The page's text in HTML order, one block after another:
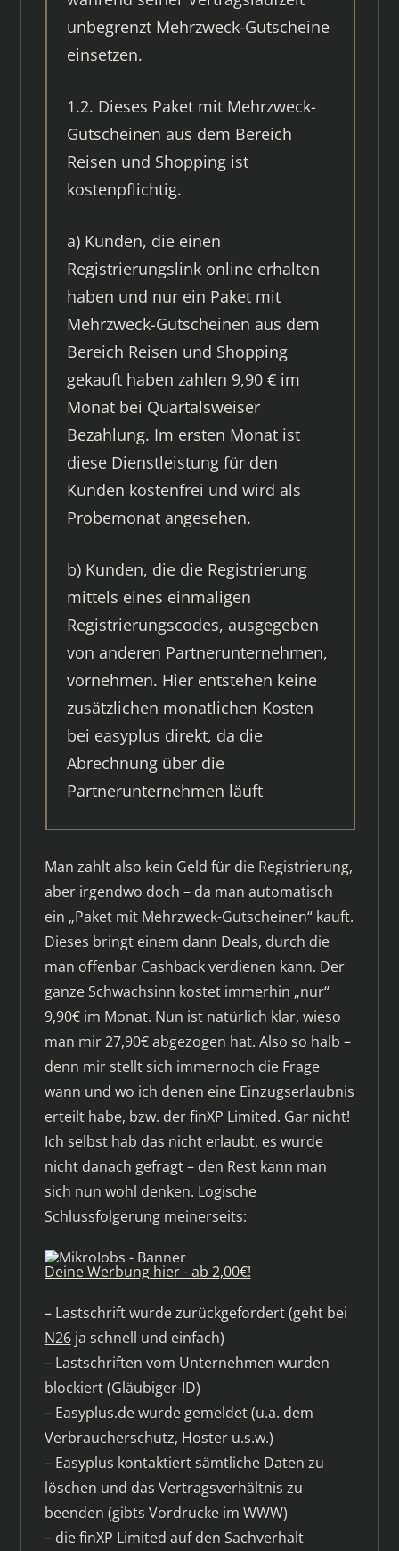
unbegrenzt Mehrzweck-Gutscheine
einsetzen.
1.2. Dieses Paket mit Mehrzweck-
Gutscheinen aus dem Bereich
Reisen und Shopping ist
kostenpflichtig.
a) Kunden, die einen
Registrierungslink online erhalten
haben und nur ein Paket mit
Mehrzweck-Gutscheinen aus dem
Bereich Reisen und Shopping
gekauft haben zahlen 9,90 € im
Monat bei Quartalsweiser
Bezahlung. Im ersten Monat ist
diese Dienstleistung für den
Kunden kostenfrei und wird als
Probemonat angesehen.
b) Kunden, die die Registrierung
mittels eines einmaligen
Registrierungscodes, ausgegeben
von anderen Partnerunternehmen,
vornehmen. Hier entstehen keine
zusätzlichen monatlichen Kosten
bei easyplus direkt, da die
Abrechnung über die
Partnerunternehmen läuft
Man zahlt also kein Geld für die Registrierung,
aber irgendwo doch – da man automatisch
ein „Paket mit Mehrzweck-Gutscheinen“ kauft.
Dieses bringt einem dann Deals, durch die
man offenbar Cashback verdienen kann. Der
ganze Schwachsinn kostet immerhin „nur“
9,90€ im Monat. Nun ist natürlich klar, wieso
man mir 27,90€ abgezogen hat. Also so halb –
denn mir stellt sich immernoch die Frage
wann und wo ich denen eine Einzugserlaubnis
erteilt habe, bzw. der finXP Limited. Gar nicht!
Ich selbst hab das nicht erlaubt, es wurde
nicht danach gefragt – den Rest kann man
sich nun wohl denken. Logische
Schlussfolgerung meinerseits:
Deine Werbung hier - ab 2,00€!
– Lastschrift wurde zurückgefordert (geht bei
N26ja schnell und einfach)
– Lastschriften vom Unternehmen wurden
blockiert (Gläubiger-ID)
– Easyplus.de wurde gemeldet (u.a. dem
Verbraucherschutz, Hoster u.s.w.)
– Easyplus kontaktiert sämtliche Daten zu
löschen und das Vertragsverhältnis zu
beenden (gibts Vordrucke im WWW)
– die finXP Limited auf den Sachverhalt